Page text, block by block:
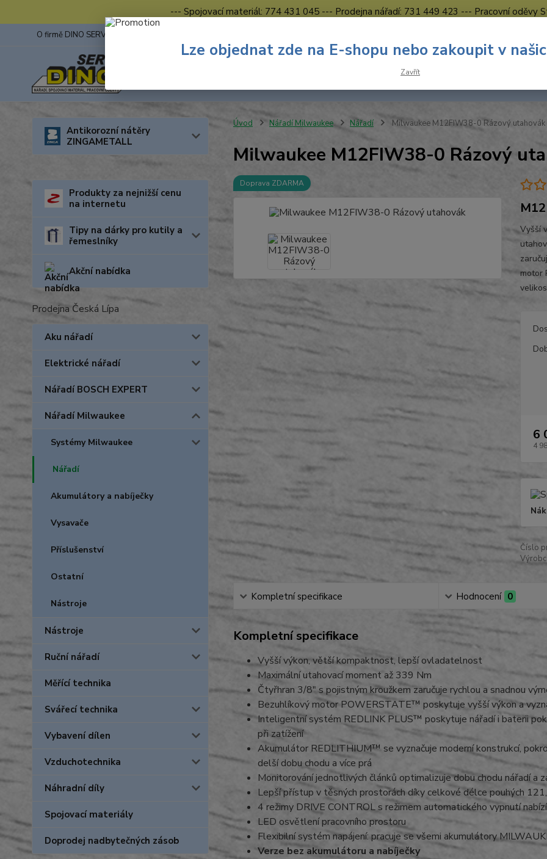
--- Spojovací materiál: 774 431 045 --- Prodejna nářadí: 731 449 423 --- Pracovní oděvy
O firmě DINO SERVIS s.r.o.
Hledat
Antikorozní nátěry
ZINGAMETALL
Produkty za nejnižší cenu
na internetu
Tipy na dárky pro kutily a
řemeslníky
Akční nabídka
Prodejna Česká Lípa
Aku nářadí
Elektrické nářadí
Nářadí BOSCH EXPERT
Nářadí Milwaukee
Systémy Milwaukee
Nářadí
Akumulátory a nabíječky
Vysavače
Příslušenství
Ostatní
Nástroje
Nástroje
Ruční nářadí
Měřící technika
Svářecí technika
Vybavení dílen
Vzduchotechnika
Náhradní díly
Spojovací materiály
Doprodej nadbytečných zásob
Úvod Nářadí Milwaukee Nářadí Milwaukee M12FIW38-0 Rázový utahovák
Milwaukee M12FIW38-0 Rázový
Doprava ZDARMA
Vyšší
motor
6
4
Číslo
Kompletní specifikace Hodnocení 0
Kompletní specifikace
Vyšší výkon, větší kompaktnost, lepší ovladatelnost
Maximální utahovací moment až 339 Nm
Čtyřhran 3/8″ s pojistným kroužkem zaručuje rychlou a snadnou
Bezuhlíkový motor POWERSTATE™ poskytuje vyšší výkon a
Inteligentní systém REDLINK PLUS™ poskytuje nářadí i baterii
při zatížení
Akumulátor REDLITHIUM™ se vyznačuje moderní konstrukcí,
delší dobu chodu a více prá
Monitorování jednotlivých článků optimalizuje dobu chodu nářadí a
Lepší přístup v těsných prostorách díky celkové délce pouhých
4 režimy DRIVE CONTROL s režimem automatického vypnutí
LED osvětlení pracovního prostoru
Flexibilní systém napájení: pracuje se všemi akumulátory
Verze bez akumulátoru a nabíječky
Lze objednat zde na E-shopu nebo zakoupit v
Zavřít